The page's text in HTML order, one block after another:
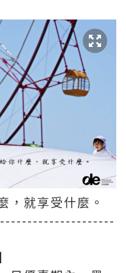
，就享受什麼。